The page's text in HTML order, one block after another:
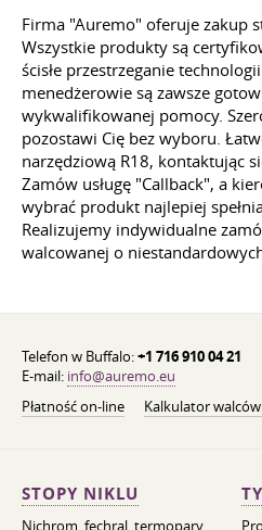
Firma "Auremo" oferuje zakup
Wszystkie produkty są
ścisłe przestrzeganie
menedżerowie są zawsze
wykwalifikowanej pomocy.
pozostawi Cię bez wyboru.
narzędziową R18, kontaktując
Zamów usługę "Callback", a
wybrać produkt najlepiej
Realizujemy indywidualne
walcowanej o
Telefon w Buffalo:+1 716 910 04 21
E-mail: info@auremo.eu
Płatność on-line
Kalkulator
STOPY NIKLU
Nichrom, fechral, termopary